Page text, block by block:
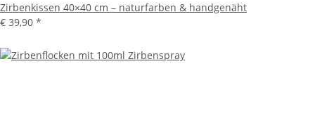
Zirbenkissen 40×40 cm – naturfarben & handgenäht
€ 39,90 *